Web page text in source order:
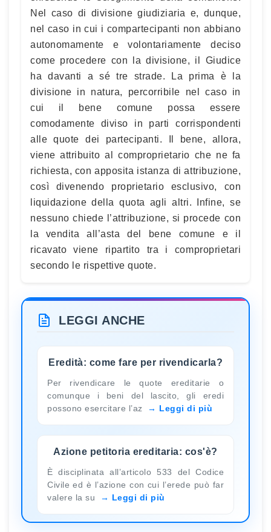
Nel caso di divisione giudiziaria e, dunque,
nel caso in cui i compartecipanti non abbiano
autonomamente e volontariamente deciso
come procedere con la divisione, il Giudice
ha davanti a sé tre strade. La prima è la
divisione in natura, percorribile nel caso in
cui il bene comune possa essere
comodamente diviso in parti corrispondenti
alle quote dei partecipanti. Il bene, allora,
viene attribuito al comproprietario che ne fa
richiesta, con apposita istanza di attribuzione,
così divenendo proprietario esclusivo, con
liquidazione della quota agli altri. Infine, se
nessuno chiede l’attribuzione, si procede con
la vendita all’asta del bene comune e il
ricavato viene ripartito tra i comproprietari
secondo le rispettive quote.
LEGGI ANCHE
Eredità: come fare per rivendicarla?
Per rivendicare le quote ereditarie o
comunque i beni del lascito, gli eredi
possono esercitare l’az
Leggi di più
Azione petitoria ereditaria: cos'è?
È disciplinata all’articolo 533 del Codice
Civile ed è l’azione con cui l’erede può far
valere la su
Leggi di più